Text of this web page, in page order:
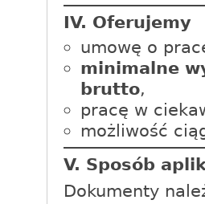
IV. Oferujemy
umowę o
minimalne
brutto,
pracę w
możliwość
V. Sposób
Dokumenty